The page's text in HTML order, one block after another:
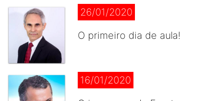
26/01/2020
O primeiro dia de aula!
16/01/2020